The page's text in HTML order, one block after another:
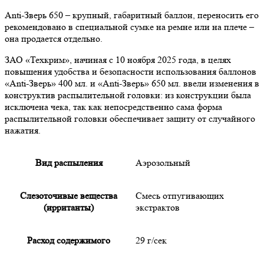
Anti-Зверь 650 – крупный, габаритный баллон, переносить его
рекомендовано в специальной сумке на ремне или на плече –
она продается отдельно.
ЗАО «Техкрим», начиная с 10 ноября 2025 года, в целях
повышения удобства и безопасности использования баллонов
«Anti-Зверь» 400 мл. и «Anti-Зверь» 650 мл. ввели изменения в
конструктив распылительной головки: из конструкции была
исключена чека, так как непосредственно сама форма
распылительной головки обеспечивает защиту от случайного
нажатия.
Вид распыления Аэрозольный
Слезоточивые вещества
(ирританты)
Смесь отпугивающих
экстрактов
Расход содержимого 29 г/сек